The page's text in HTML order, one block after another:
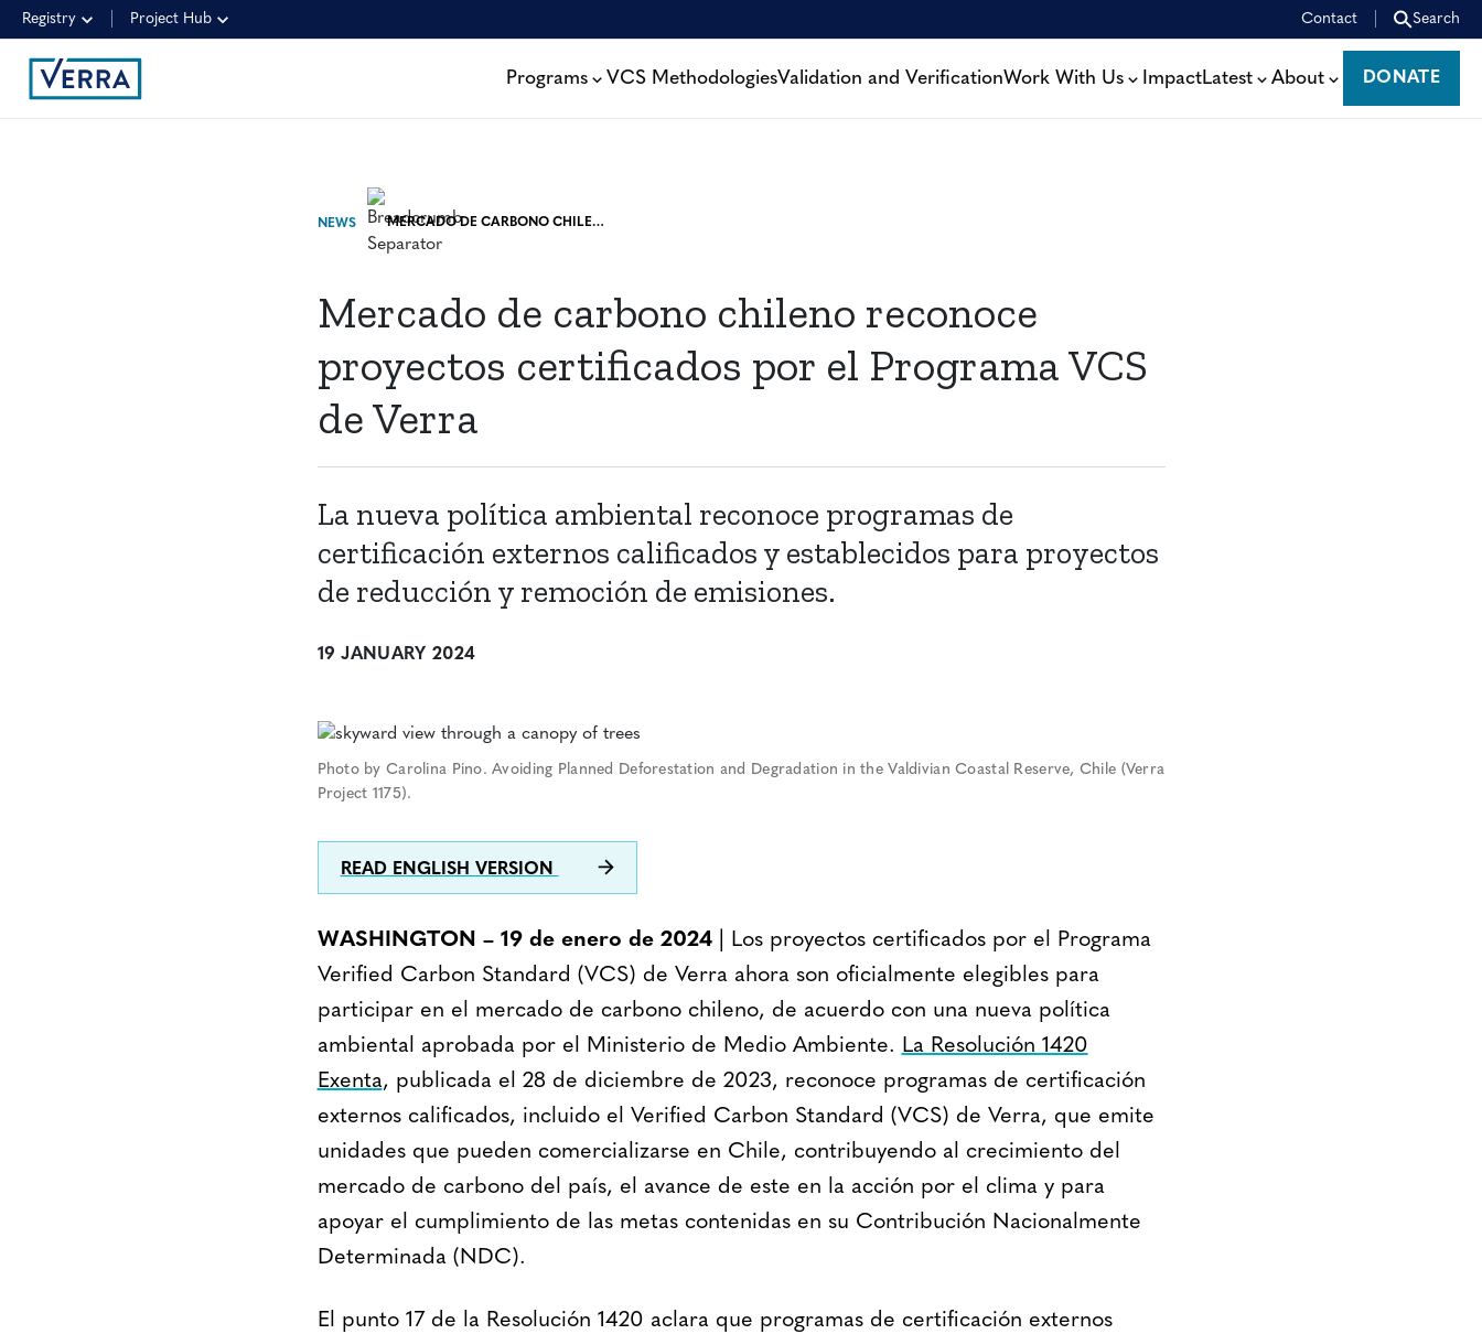
Registry Project Hub Contact Search
Programs VCS MethodologiesValidation and VerificationWork With Us ImpactLatest About
DONATE
DONATE
NEWS MERCADO DE CARBONO CHILENO RECONOCE PROYECTOS CERTIFICADOS POR EL PROGRAMA VCS DE VERRA
Mercado de carbono chileno reconoce
proyectos certificados por el Programa VCS
de Verra
La nueva política ambiental reconoce programas de
certificación externos calificados y establecidos para proyectos
de reducción y remoción de emisiones.
19 JANUARY 2024
Photo by Carolina Pino. Avoiding Planned Deforestation and Degradation in the Valdivian Coastal Reserve, Chile (Verra
Project 1175).
READ ENGLISH VERSION
WASHINGTON – 19 de enero de 2024
| Los proyectos certificados por el Programa
Verified Carbon Standard (VCS) de Verra ahora son oficialmente elegibles para
participar en el mercado de carbono chileno, de acuerdo con una nueva política
ambiental aprobada por el Ministerio de Medio Ambiente. La Resolución 1420
Exenta, publicada el 28 de diciembre de 2023, reconoce programas de certificación
externos calificados, incluido el Verified Carbon Standard (VCS) de Verra, que emite
unidades que pueden comercializarse en Chile, contribuyendo al crecimiento del
mercado de carbono del país, el avance de este en la acción por el clima y para
apoyar el cumplimiento de las metas contenidas en su Contribución Nacionalmente
Determinada (NDC).
El punto 17 de la Resolución 1420 aclara que programas de certificación externos